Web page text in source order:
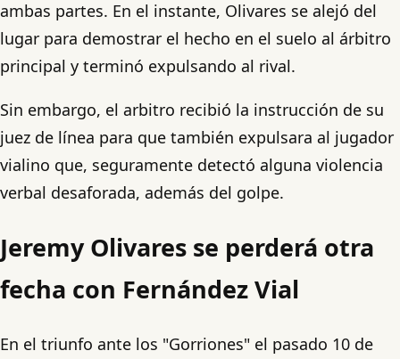
ambas partes. En el instante, Olivares se alejó del
lugar para demostrar el hecho en el suelo al árbitro
principal y terminó expulsando al rival.
Sin embargo, el arbitro recibió la instrucción de su
juez de línea para que también expulsara al jugador
vialino que, seguramente detectó alguna violencia
verbal desaforada, además del golpe.
Jeremy Olivares se perderá otra
fecha con Fernández Vial
En el triunfo ante los "Gorriones" el pasado 10 de